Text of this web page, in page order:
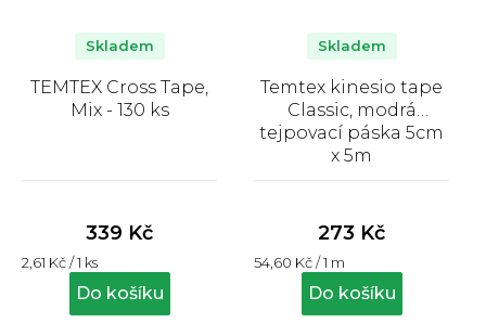
TEMTEX Cross Tape,
Mix - 130 ks
produktu
5,0
Skladem
339 Kč
Měrná
2,61 Kč / 1 ks
Do košíku
Temtex kinesio tape
Classic, modrá
tejpovací páska 5cm
x 5m
produktu
4,5
Skladem
273 Kč
Měrná
54,60 Kč / 1 m
Do košíku